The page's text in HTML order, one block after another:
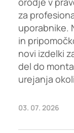
za
uporabnike.
in
novi izdelki
del do
urejanja
03. 07. 2026